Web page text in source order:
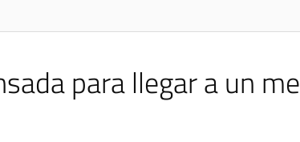
para llegar a un